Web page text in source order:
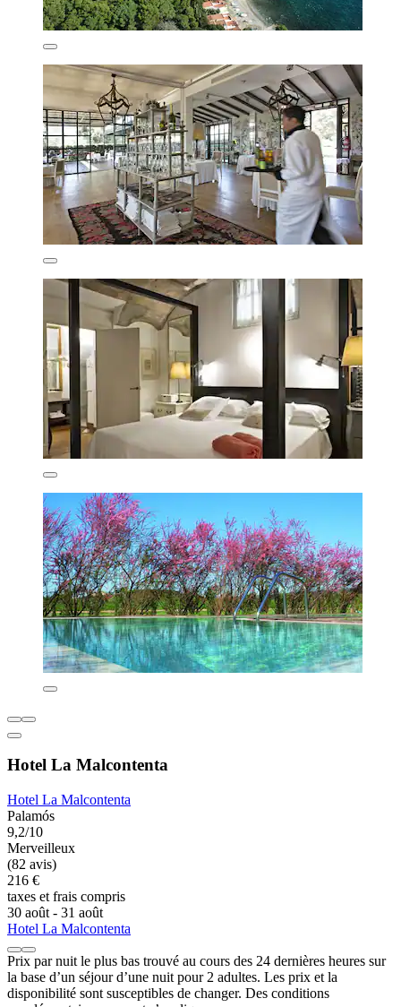
Hotel La Malcontenta
Hotel La Malcontenta
Palamós
9,2/10
Merveilleux
(82 avis)
216 €
taxes et frais compris
30 août - 31 août
Hotel La Malcontenta
Prix par nuit le plus bas trouvé au cours des 24 dernières heures sur
la base d’un séjour d’une nuit pour 2 adultes. Les prix et la
disponibilité sont susceptibles de changer. Des conditions